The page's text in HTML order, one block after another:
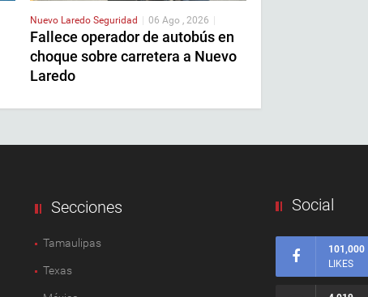
Nuevo Laredo Seguridad | 06 Ago , 2026 |
Fallece operador de autobús en
choque sobre carretera a Nuevo
Laredo
Secciones
Tamaulipas
Texas
Social
101,000
LIKES